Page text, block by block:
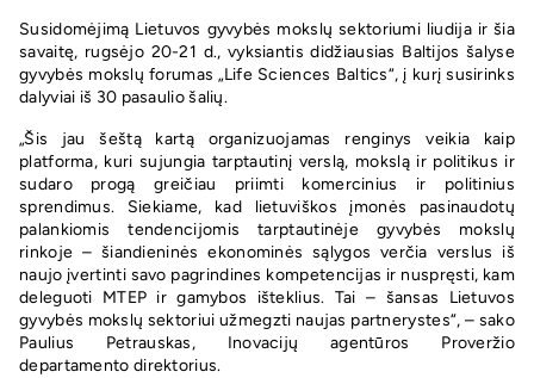
Susidomėjimą Lietuvos gyvybės mokslų sektoriumi liudija ir šia
savaitę, rugsėjo 20-21 d., vyksiantis didžiausias Baltijos šalyse
gyvybės mokslų forumas „Life Sciences Baltics“, į kurį susirinks
dalyviai iš 30 pasaulio šalių.
„Šis jau šeštą kartą organizuojamas renginys veikia kaip
platforma, kuri sujungia tarptautinį verslą, mokslą ir politikus ir
sudaro progą greičiau priimti komercinius ir politinius
sprendimus. Siekiame, kad lietuviškos įmonės pasinaudotų
palankiomis tendencijomis tarptautinėje gyvybės mokslų
rinkoje – šiandieninės ekonominės sąlygos verčia verslus iš
naujo įvertinti savo pagrindines kompetencijas ir nuspręsti, kam
deleguoti MTEP ir gamybos išteklius. Tai – šansas Lietuvos
gyvybės mokslų sektoriui užmegzti naujas partnerystes“, – sako
Paulius Petrauskas, Inovacijų agentūros Proveržio
departamento direktorius.